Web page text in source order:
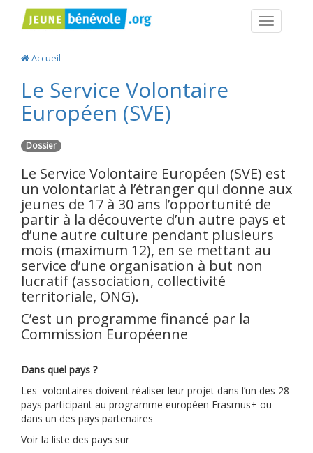
Accueil
Le Service Volontaire
Européen (SVE)
Dossier
Le Service Volontaire Européen (SVE) est
un volontariat à l’étranger qui donne aux
jeunes de 17 à 30 ans l’opportunité de
partir à la découverte d’un autre pays et
d’une autre culture pendant plusieurs
mois (maximum 12), en se mettant au
service d’une organisation à but non
lucratif (association, collectivité
territoriale, ONG).
C’est un programme financé par la
Commission Européenne
Dans quel pays ?
Les volontaires doivent réaliser leur projet dans l’un des 28
pays participant au programme européen Erasmus+ ou
dans un des pays partenaires
Voir la liste des pays sur